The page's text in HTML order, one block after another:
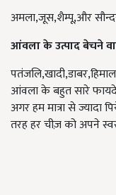
अमला,जूस,शैम्पू,और
आंवला के उत्पाद बेचने
आंवला के बहुत सारे फायदे
अगर हम मात्रा से ज्यादा
तरह हर चीज़ को अपने